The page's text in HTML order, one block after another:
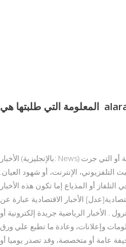
المعلومة التي طلبتها هي
الأخبار (بالإنجليزية: News) هي عبارة عن معلومات عن الأحداث الجارية أو التي جرت
التلفزيوني، الإنترنت، أو شهود العيان.
أو المذياع إما تكون هذه الأخبار
الأخبار الاقتصادية عبارة عن
. الأخبار الرياضية جريدة إلكترونية أو
وإعلانات، وعادة ما تطبع علي ورق
عامة أو متخصصة، وقد تصدر يوميا أو